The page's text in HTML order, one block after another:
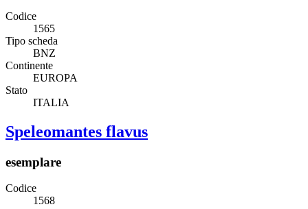
Codice
1565
Tipo scheda
BNZ
Continente
EUROPA
Stato
ITALIA
Speleomantes flavus
esemplare
Codice
1568